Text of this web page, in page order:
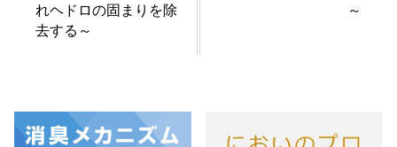
れヘドロの固まりを除
去する～
～